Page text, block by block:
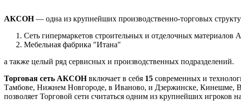
АКСОН— одна из крупнейших производственно-торговых
Сеть гипермаркетов строительных и отделочных
Мебельная фабрика "Итана"
а также целый ряд сервисных и производственных подразделений.
Торговая сеть АКСОНвключает в себя 15 современных и
Тамбове, Нижнем Новгороде, в Иваново, и Дзержинске, Кинешме,
позволяет Торговой сети считаться одним из крупнейших игроков